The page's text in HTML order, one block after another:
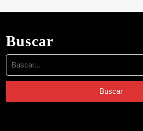
Buscar
Buscar: